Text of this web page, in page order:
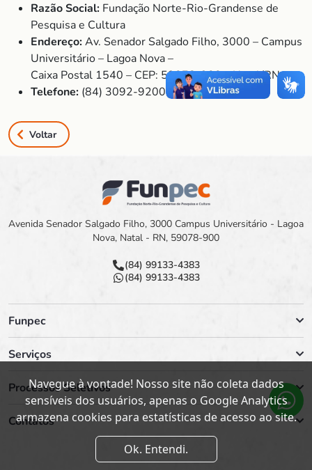
Razão Social: Fundação Norte-Rio-Grandense de
Pesquisa e Cultura
Endereço:Av. Senador Salgado Filho, 3000 – Campus
Universitário – Lagoa Nova –
Caixa Postal 1540 – CEP: 59078-900 – Natal/RN
Telefone: (84) 3092-9200
Voltar
Avenida Senador Salgado Filho, 3000 Campus Universitário - Lagoa
Nova, Natal - RN, 59078-900
(84) 99133-4383
(84) 99133-4383
Funpec
Serviços
Processos Seletivos
Contatos
Navegue à vontade! Nosso site não coleta dados
sensíveis dos usuários, apenas o Google Analytics
armazena cookies para estatísticas de acesso ao site.
Ok. Entendi.